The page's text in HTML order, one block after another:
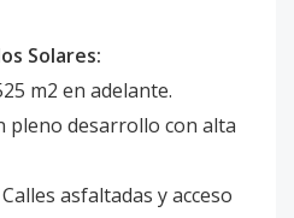
Solares:
m2 en adelante.
pleno desarrollo con alta
Calles asfaltadas y acceso